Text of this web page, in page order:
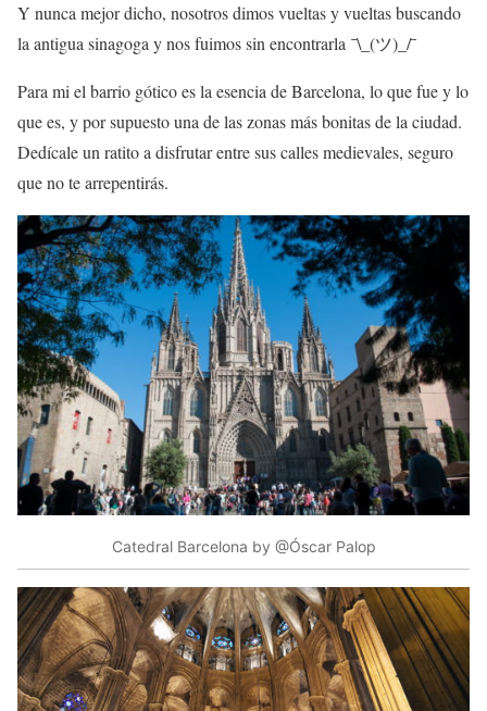
Y nunca mejor dicho, nosotros dimos vueltas y vueltas buscando
la antigua sinagoga y nos fuimos sin encontrarla ¯\_(ツ)_/¯
Para mi el barrio gótico es la esencia de Barcelona, lo que fue y lo
que es, y por supuesto una de las zonas más bonitas de la ciudad.
Dedícale un ratito a disfrutar entre sus calles medievales, seguro
que no te arrepentirás.
Catedral Barcelona by @Óscar Palop